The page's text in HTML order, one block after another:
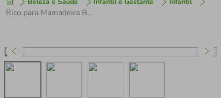
Bico para Mamadeira BUBA Fluxo 4 Easy Flow - Kit com 2 Unidades
1º tenis
perfume